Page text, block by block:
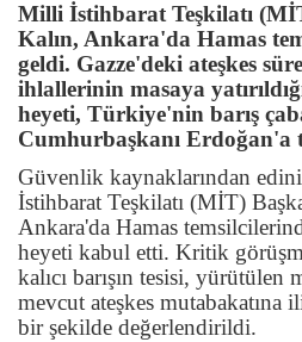
Milli İstihbarat Teşkilatı
Kalın, Ankara'da Hamas
geldi. Gazze'deki ateşkes
ihlallerinin masaya
heyeti, Türkiye'nin barış
Cumhurbaşkanı Erdoğan'a
Güvenlik kaynaklarından
İstihbarat Teşkilatı (MİT)
Ankara'da Hamas
heyeti kabul etti. Kritik
kalıcı barışın tesisi, yürütülen
mevcut ateşkes mutabakatına
bir şekilde değerlendirildi.